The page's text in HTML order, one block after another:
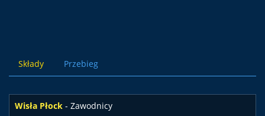
Składy Przebieg
Wisła Płock - Zawodnicy